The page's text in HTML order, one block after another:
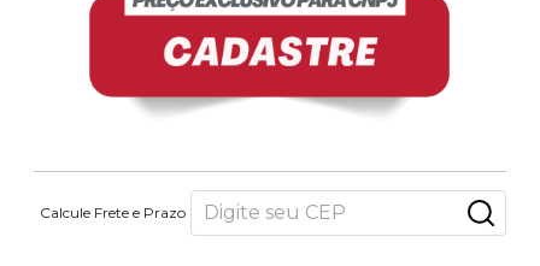
Calcule Frete e Prazo